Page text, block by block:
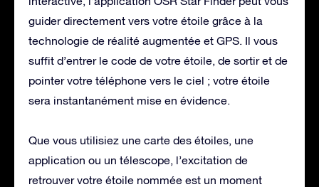
guider directement vers votre étoile grâce à la
technologie de réalité augmentée et GPS. Il vous
suffit d’entrer le code de votre étoile, de sortir et de
pointer votre téléphone vers le ciel ; votre étoile
sera instantanément mise en évidence.
Que vous utilisiez une carte des étoiles, une
application ou un télescope, l’excitation de
retrouver votre étoile nommée est un moment